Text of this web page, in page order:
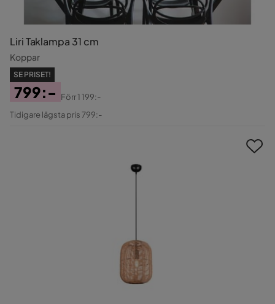
Liri Taklampa 31 cm
Koppar
SE PRISET!
Pris
799:-
Original
Förr1 199:-
Tidigare lägsta pris 799:-